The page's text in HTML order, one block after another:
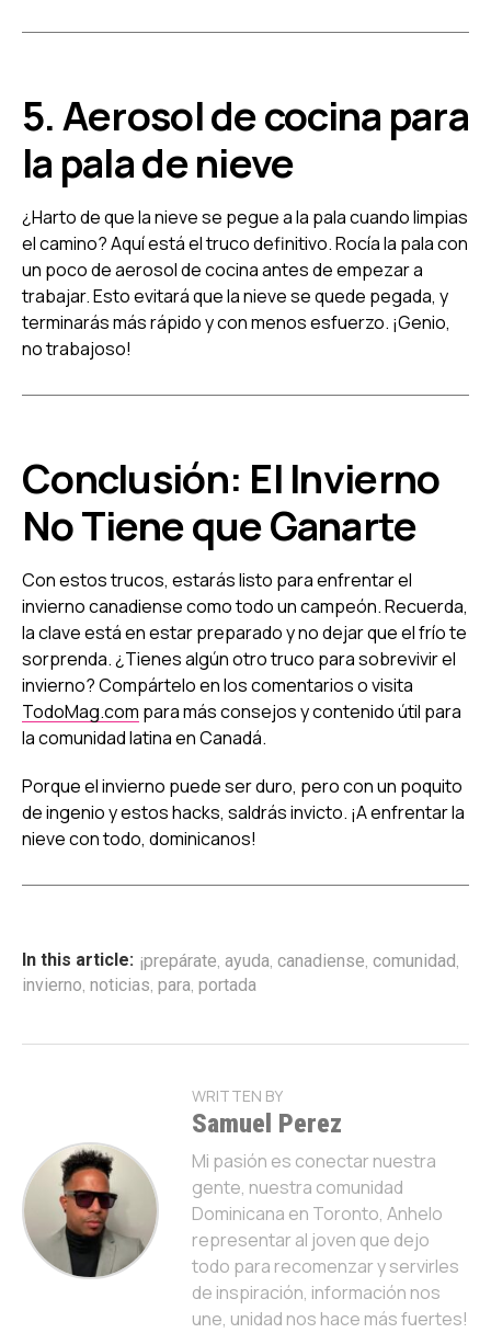
5. Aerosol de cocina para
la pala de nieve
¿Harto de que la nieve se pegue a la pala cuando limpias
el camino? Aquí está el truco definitivo. Rocía la pala con
un poco de aerosol de cocina antes de empezar a
trabajar. Esto evitará que la nieve se quede pegada, y
terminarás más rápido y con menos esfuerzo. ¡Genio,
no trabajoso!
Conclusión: El Invierno
No Tiene que Ganarte
Con estos trucos, estarás listo para enfrentar el
invierno canadiense como todo un campeón. Recuerda,
la clave está en estar preparado y no dejar que el frío te
sorprenda. ¿Tienes algún otro truco para sobrevivir el
invierno? Compártelo en los comentarios o visita
TodoMag.com para más consejos y contenido útil para
la comunidad latina en Canadá.
Porque el invierno puede ser duro, pero con un poquito
de ingenio y estos hacks, saldrás invicto. ¡A enfrentar la
nieve con todo, dominicanos!
In this article: ¡prepárate, ayuda, canadiense, comunidad,
invierno, noticias, para, portada
WRITTEN BY
Samuel Perez
Mi pasión es conectar nuestra
gente, nuestra comunidad
Dominicana en Toronto, Anhelo
representar al joven que dejo
todo para recomenzar y servirles
de inspiración, información nos
une, unidad nos hace más fuertes!